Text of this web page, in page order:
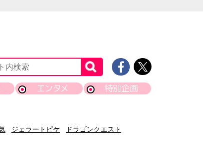
エンタメ 特別企画
ジェラートピケ
ドラゴンクエスト